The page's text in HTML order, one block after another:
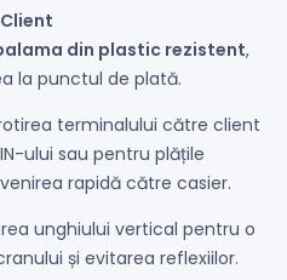
din plastic rezistent,
la punctul de plată.
terminalului către client
ului sau pentru plățile
rapidă către casier.
unghiului vertical pentru o
și evitarea reflexiilor.